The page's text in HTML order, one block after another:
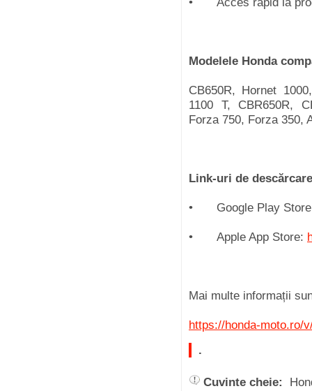
Modelele Honda
CB650R, Hornet
1100 T, CBR650R,
Forza 750, Forza 350,
Link-uri de
• Google Play
• Apple App Store:
Mai multe informații
https://honda-moto.ro/
.
Cuvinte cheie: